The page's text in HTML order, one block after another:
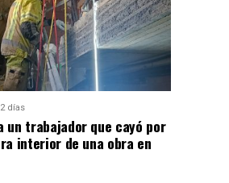
días
un trabajador que cayó por
interior de una obra en